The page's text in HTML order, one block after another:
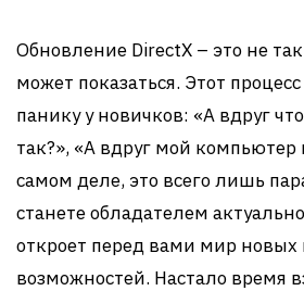
Обновление DirectX – это не
может показаться. Этот
панику у новичков: «А вдруг
так?», «А вдруг мой компьютер
самом деле, это всего лишь
станете обладателем
откроет перед вами мир новых
возможностей. Настало время